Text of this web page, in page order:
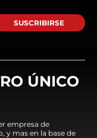
SUSCRIBIRSE
ÚNICO
empresa de
y mas en la base de